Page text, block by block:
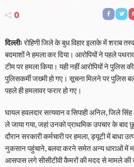
0
दिल्लीःरोहिणी जिले के बुध विहार इलाके में शराब
बदमाशों ने हमला कर दिया। आरोपियों ने पहले
टीम पर हमला किया। यही नहीं आरोपियों ने पुलिस
पुलिसकर्मी जख्मी हो गए। सूचना मिलने पर पुलिस
पहले ही हमलावर फरार हो गए।
घायल हवलदार सत्यवान व सिपाही अनिल, जिले
ले जाया गया, जहां उनको प्राथमिक उपचार के
दौरान सरकारी कर्मचारी पर हमला, ड्यूटी में बाधा
नुकसान पहुंचाने, बलवा करने समेत अन्य धाराओं में
आसपास लगे सीसीटीवी कैमरों की मदद से मामले की